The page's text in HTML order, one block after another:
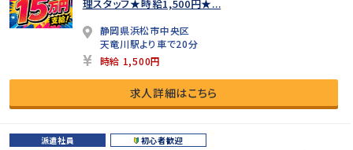
理スタッフ★時給1,500円★...
静岡県浜松市中央区
天竜川駅より車で20分
時給 1,500円
求人詳細はこちら
派遣社員 初心者歓迎